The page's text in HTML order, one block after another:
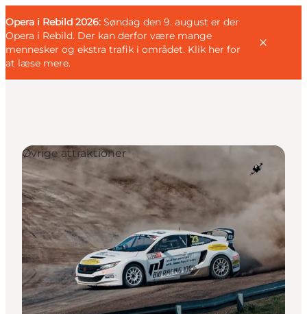
Opera i Rebild 2026: Søndag den 9. august er der
Opera i Rebild. Der kan derfor være mange
mennesker og ekstra trafik i området. Klik her for
at læse mere.
Familien
Parret
Livsnyderen
Motionisten
DET SKER
KORT OG FOLDERE
PLANLÆG DIN TUR
GæstDeutsch
Øvrige attraktioner